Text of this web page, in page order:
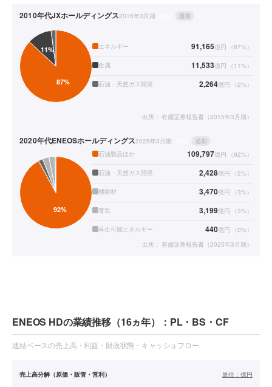
2010年代JXホールディングス2015年3月期 通期
エネルギー 91,165億円 （87%）
金属 11,533億円 （ 11%）
石油・天然ガス開発 2,264億円 （2%）
出所： 有価証券報告書（2015年3月期）
2020年代ENEOSホールディングス2025年3月期
通期
石油製品ほか
109,797億円 （92%）
石油・天然ガス開発 2,428億円 （2%）
機能材 3,470億円 （3%）
電気 3,199億円 （3%）
再生可能エネルギー 440億円 （0%）
出所： 有価証券報告書（2025年3月期）
ENEOS HDの業績推移（16ヵ年）：PL・BS・CF
連結ベースの売上高・利益・財政状態・キャッシュフロー
売上高分解（原価・販管・営利） 単位： 億円